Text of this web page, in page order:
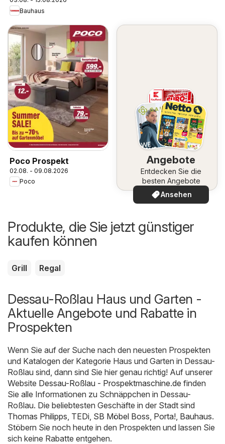
Bauhaus
Poco Prospekt
02.08. - 09.08.2026
Poco
Angebote
Entdecken Sie die
besten Angebote
Ansehen
Produkte, die Sie jetzt günstiger
kaufen können
Grill Regal
Dessau-Roßlau Haus und Garten -
Aktuelle Angebote und Rabatte in
Prospekten
Wenn Sie auf der Suche nach den neuesten Prospekten
und Katalogen der Kategorie Haus und Garten in Dessau-
Roßlau sind, dann sind Sie hier genau richtig! Auf unserer
Website Dessau-Roßlau - Prospektmaschine.de finden
Sie alle Informationen zu Schnäppchen in Dessau-
Roßlau. Die beliebtesten Geschäfte in der Stadt sind
Thomas Philipps TEDi SB Möbel Boss Porta! Bauhaus.
Stöbern Sie noch heute in den Prospekten und lassen Sie
sich keine Rabatte entgehen.